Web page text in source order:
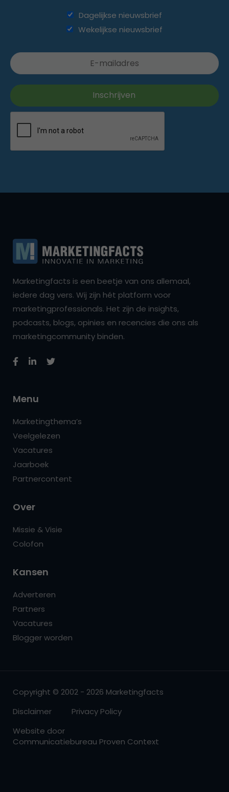
Dagelijkse nieuwsbrief
Wekelijkse nieuwsbrief
Marketingfacts is een beetje van ons allemaal,
iedere dag vers. Wij zijn hét platform voor
marketingprofessionals. Het zijn de insights,
podcasts, blogs, opinies en recencies die ons als
marketingcommunity binden.
Menu
Marketingthema’s
Veelgelezen
Vacatures
Jaarboek
Partnercontent
Over
Missie & Visie
Colofon
Kansen
Adverteren
Partners
Vacatures
Blogger worden
Copyright © 2002 - 2026 Marketingfacts
Disclaimer
Privacy Policy
Website door
Communicatiebureau Proven Context